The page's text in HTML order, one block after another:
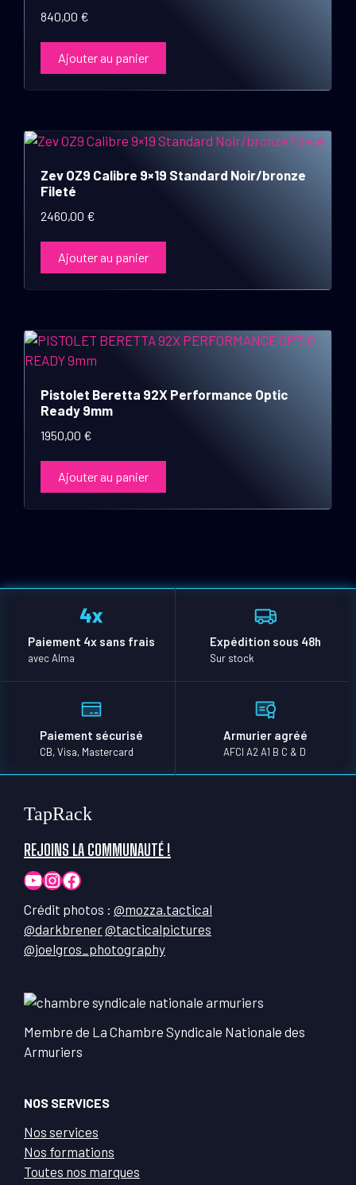
840,00 €
Ajouter au panier
Zev OZ9 Calibre 9×19 Standard Noir/bronze
Fileté
2460,00 €
Ajouter au panier
Pistolet Beretta 92X Performance Optic
Ready 9mm
1950,00 €
Ajouter au panier
Paiement 4x sans frais
avec Alma
Expédition sous 48h
Sur stock
Paiement sécurisé
CB, Visa, Mastercard
Armurier agréé
AFCI A2 A1 B C & D
TapRack
REJOINS LA COMMUNAUTÉ !
YouTube
Instagram
Facebook
Crédit photos : @mozza.tactical
@darkbrener@tacticalpictures
@joelgros_photography
Membre de La Chambre Syndicale Nationale des
Armuriers
NOS SERVICES
Nos services
Nos formations
Toutes nos marques